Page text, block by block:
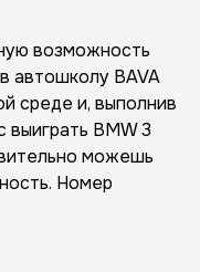
возможность
автошколу BAVA
среде и, выполнив
BMW 3
можешь
Номер